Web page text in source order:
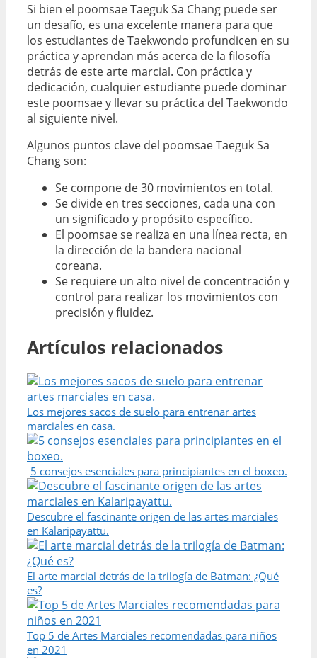
Si bien el poomsae Taeguk Sa Chang puede ser
un desafío, es una excelente manera para que
los estudiantes de Taekwondo profundicen en su
práctica y aprendan más acerca de la filosofía
detrás de este arte marcial. Con práctica y
dedicación, cualquier estudiante puede dominar
este poomsae y llevar su práctica del Taekwondo
al siguiente nivel.
Algunos puntos clave del poomsae Taeguk Sa
Chang son:
Se compone de 30 movimientos en total.
Se divide en tres secciones, cada una con
un significado y propósito específico.
El poomsae se realiza en una línea recta, en
la dirección de la bandera nacional
coreana.
Se requiere un alto nivel de concentración y
control para realizar los movimientos con
precisión y fluidez.
Artículos relacionados
Los mejores sacos de suelo para entrenar artes
marciales en casa.
5 consejos esenciales para principiantes en el boxeo.
Descubre el fascinante origen de las artes marciales
en Kalaripayattu.
El arte marcial detrás de la trilogía de Batman: ¿Qué
es?
Top 5 de Artes Marciales recomendadas para niños
en 2021